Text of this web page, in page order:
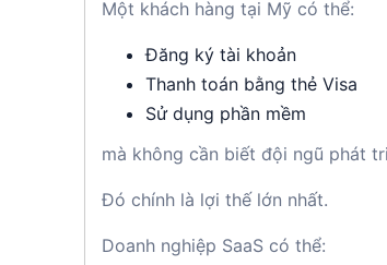
Một khách hàng tại Mỹ có thể:
Đăng ký tài khoản
Thanh toán bằng thẻ Visa
Sử dụng phần mềm
mà không cần biết đội ngũ phát
Đó chính là lợi thế lớn nhất.
Doanh nghiệp SaaS có thể: